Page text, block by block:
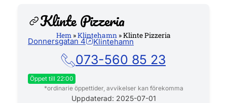
Klinte Pizzeria
Hem »Klintehamn »Klinte Pizzeria
Donnersgatan 4 Klintehamn
073-560 85 23
Öppet till 22:00
Måndag
11:00 - 22:00
*ordinarie öppettider, avvikelser kan förekomma
Uppdaterad: 2025-07-01